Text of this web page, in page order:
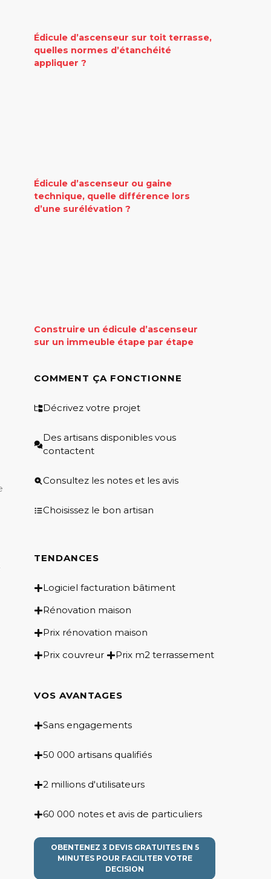
Édicule d’ascenseur sur toit terrasse,
quelles normes d’étanchéité
appliquer ?
Édicule d’ascenseur ou gaine
technique, quelle différence lors
d’une surélévation ?
Construire un édicule d’ascenseur
sur un immeuble étape par étape
COMMENT ÇA FONCTIONNE
Décrivez votre projet
Des artisans disponibles vous
contactent
Consultez les notes et les avis
Choisissez le bon artisan
TENDANCES
Logiciel facturation bâtiment
Rénovation maison
Prix rénovation maison
Prix couvreur
Prix m2 terrassement
VOS AVANTAGES
Sans engagements
50 000 artisans qualifiés
2 millions d'utilisateurs
60 000 notes et avis de particuliers
OBENTENEZ 3 DEVIS GRATUITES EN 5
MINUTES POUR FACILITER VOTRE
DECISION